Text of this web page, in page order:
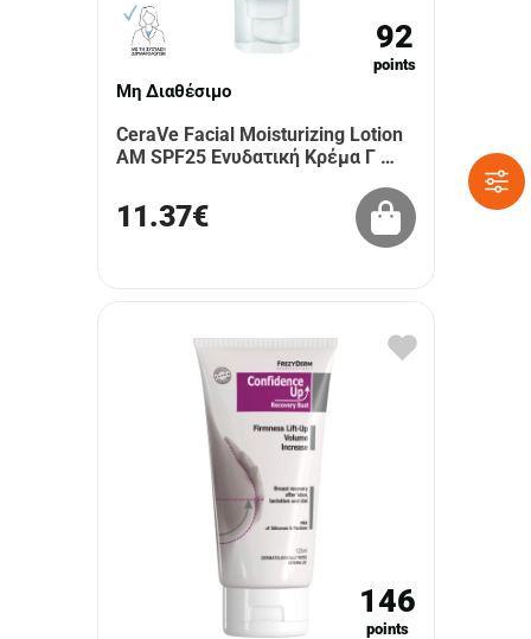
92
points
Μη Διαθέσιμο
CeraVe Facial Moisturizing Lotion
AM SPF25 Ενυδατική Κρέμα Γ …
11.37€
146
points